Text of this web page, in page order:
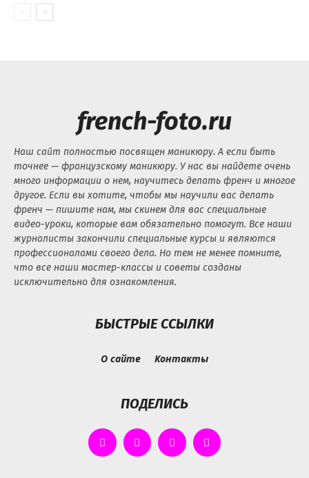
french-foto.ru
Наш сайт полностью посвящен маникюру. А если быть
точнее — французскому маникюру. У нас вы найдете очень
много информации о нем, научитесь делать френч и многое
другое. Если вы хотите, чтобы мы научили вас делать
френч — пишите нам, мы скинем для вас специальные
видео-уроки, которые вам обязательно помогут. Все наши
журналисты закончили специальные курсы и являются
профессионалами своего дела. Но тем не менее помните,
что все наши мастер-классы и советы созданы
исключительно для ознакомления.
БЫСТРЫЕ ССЫЛКИ
О сайте Контакты
ПОДЕЛИСЬ